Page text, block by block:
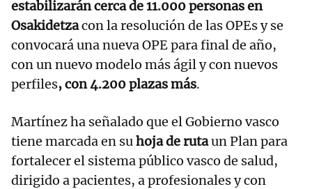
estabilizarán cerca de 11.000 personas en
Osakidetzacon la resolución de las OPEs y se
convocará una nueva OPE para final de año,
con un nuevo modelo más ágil y con nuevos
perfiles, con 4.200 plazas más.
Martínez ha señalado que el Gobierno vasco
tiene marcada en suhoja de rutaun Plan para
fortalecer el sistema público vasco de salud,
dirigido a pacientes, a profesionales y con